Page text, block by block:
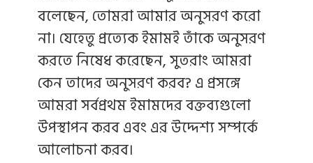
বলেছেন, তোমরা আমার অনুসরণ করো
না। যেহেতু প্রত্যেক ইমামই তাঁকে অনুসরণ
করতে নিষেধ করেছেন, সুতরাং আমরা
কেন তাদের অনুসরণ করব? এ প্রসঙ্গে
আমরা সর্বপ্রথম ইমামদের বক্তব্যগুলো
উপস্থাপন করব এবং এর উদ্দেশ্য সম্পর্কে
আলোচনা করব।